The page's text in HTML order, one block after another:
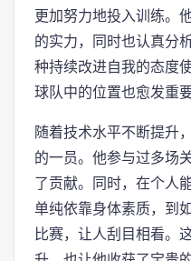
更加努力地投入训练。
的实力，同时也认真分
种持续改进自我的态度
球队中的位置也愈发重要
随着技术水平不断提升
的一员。他参与过多场
了贡献。同时，在个人
单纯依靠身体素质，到
比赛，让人刮目相看。